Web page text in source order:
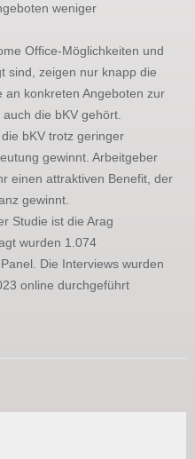
weniger
Office-Möglichkeiten und
sind, zeigen nur knapp die
an konkreten Angeboten zur
die bKV gehört.
bKV trotz geringer
gewinnt. Arbeitgeber
einen attraktiven Benefit, der
gewinnt.
Studie ist die Arag
wurden 1.074
Die Interviews wurden
online durchgeführt